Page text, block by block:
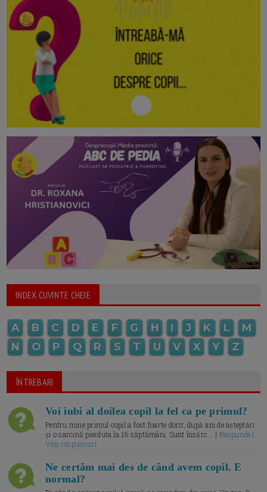
INDEX CUVINTE CHEIE
A B C D E F G H I J K L
M
N
O P Q R S T U V X Y Z
ÎNTREBARI
Voi iubi al doilea copil la fel ca pe primul?
Pentru mine primul copil a fost foarte dorit, după ani de așteptări
și o sarcină pierduta la 16 săptămâni. Sunt însărc... | Raspunde |
Vezi raspunsuri
Ne certăm mai des de când avem copil. E
normal?